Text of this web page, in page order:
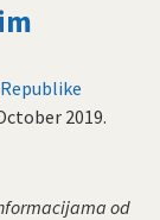
2019.
od